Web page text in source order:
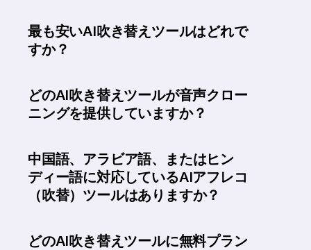
最も安いAI吹き替えツールはどれで
すか？
どのAI吹き替えツールが音声クロー
ニングを提供していますか？
中国語、アラビア語、またはヒン
ディー語に対応しているAIアフレコ
（吹替）ツールはありますか？
どのAI吹き替えツールに無料プラン